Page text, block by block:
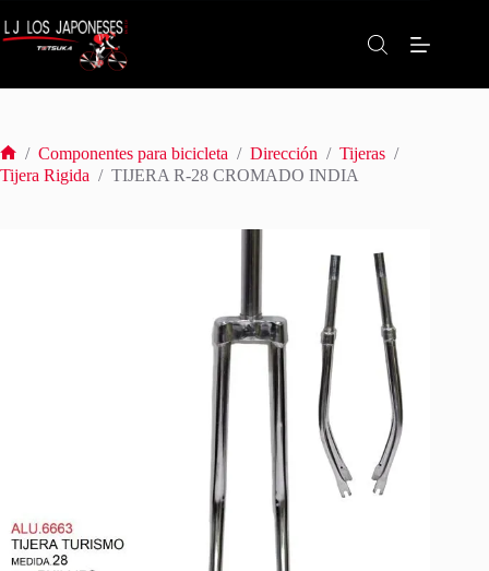
al
contenido
Inicio
/ Componentes para bicicleta / Dirección / Tijeras /
Tijera Rigida / TIJERA R-28 CROMADO INDIA